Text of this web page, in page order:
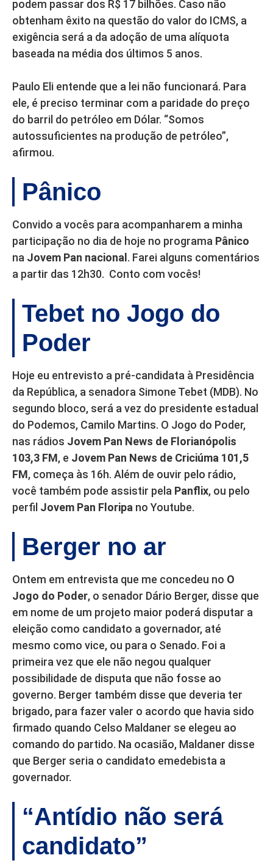
podem passar dos R$ 17 bilhões. Caso não
obtenham êxito na questão do valor do ICMS, a
exigência será a da adoção de uma alíquota
baseada na média dos últimos 5 anos.
Paulo Eli entende que a lei não funcionará. Para
ele, é preciso terminar com a paridade do preço
do barril do petróleo em Dólar. “Somos
autossuficientes na produção de petróleo”,
afirmou.
Pânico
Convido a vocês para acompanharem a minha
participação no dia de hoje no programa Pânico
na Jovem Pan nacional . Farei alguns comentários
a partir das 12h30. Conto com vocês!
Tebet no Jogo do
Poder
Hoje eu entrevisto a pré-candidata à Presidência
da República, a senadora Simone Tebet (MDB). No
segundo bloco, será a vez do presidente estadual
do Podemos, Camilo Martins. O Jogo do Poder,
nas rádios Jovem Pan News de Florianópolis
103,3 FM, e Jovem Pan News de Criciúma 101,5
FM, começa às 16h. Além de ouvir pelo rádio,
você também pode assistir pela Panflix, ou pelo
perfil Jovem Pan Floripa no Youtube.
Berger no ar
Ontem em entrevista que me concedeu no O
Jogo do Poder, o senador Dário Berger, disse que
em nome de um projeto maior poderá disputar a
eleição como candidato a governador, até
mesmo como vice, ou para o Senado. Foi a
primeira vez que ele não negou qualquer
possibilidade de disputa que não fosse ao
governo. Berger também disse que deveria ter
brigado, para fazer valer o acordo que havia sido
firmado quando Celso Maldaner se elegeu ao
comando do partido. Na ocasião, Maldaner disse
que Berger seria o candidato emedebista a
governador.
“Antídio não será
candidato”